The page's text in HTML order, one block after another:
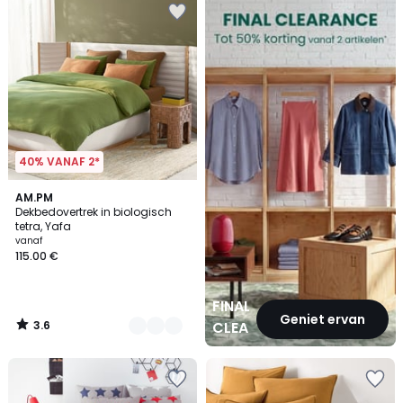
40% VANAF 2*
AM.PM
Dekbedovertrek in biologisch
tetra, Yafa
vanaf
115.00 €
3.6
/ 5
20
Kleuren
3.6
/
FINAL
CLEARANCEGeniet ervan
CLEARANCE